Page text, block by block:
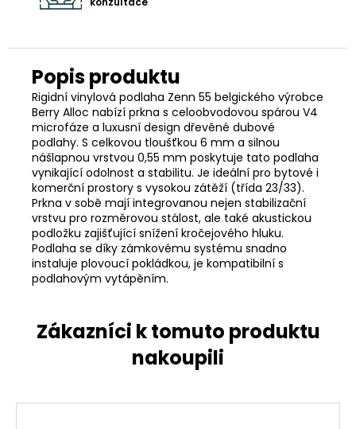
Rigidní vinylová podlaha Zenn 55 belgického výrobce
Berry Alloc nabízí prkna s celoobvodovou spárou V4
microfáze a luxusní design dřevěné dubové
podlahy. S celkovou tloušťkou 6 mm a silnou
nášlapnou vrstvou 0,55 mm poskytuje tato podlaha
vynikající odolnost a stabilitu. Je ideální pro bytové i
komerční prostory s vysokou zátěží (třída 23/33).
Prkna v sobě mají integrovanou nejen stabilizační
vrstvu pro rozměrovou stálost, ale také akustickou
podložku zajišťující snížení kročejového hluku.
Podlaha se díky zámkovému systému snadno
instaluje plovoucí pokládkou, je kompatibilní s
podlahovým vytápěním.